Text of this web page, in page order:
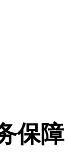
保障